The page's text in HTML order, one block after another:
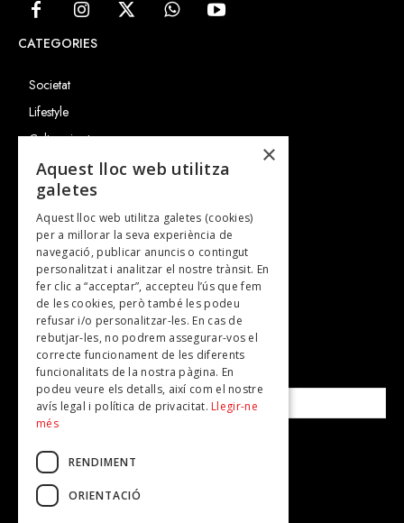
CATEGORIES
Societat
Lifestyle
Cultura i art
Entrevistes
Gastronomia
TV
Plans per fer
Revistes
SUBSCRIU-TE A LA NOSTRA NEWSLETTER!
Correu electrònic*
Accepto lapolítica de privacitat
×
Aquest lloc web utilitza
galetes
Aquest lloc web utilitza galetes (cookies)
per a millorar la seva experiència de
navegació, publicar anuncis o contingut
personalitzat i analitzar el nostre trànsit. En
fer clic a “acceptar”, accepteu l’ús que fem
de les cookies, però també les podeu
refusar i/o personalitzar-les. En cas de
rebutjar-les, no podrem assegurar-vos el
correcte funcionament de les diferents
funcionalitats de la nostra pàgina. En
podeu veure els detalls, així com el nostre
avís legal i política de privacitat. Llegir-ne
més
RENDIMENT
ORIENTACIÓ